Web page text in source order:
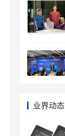
业界动态